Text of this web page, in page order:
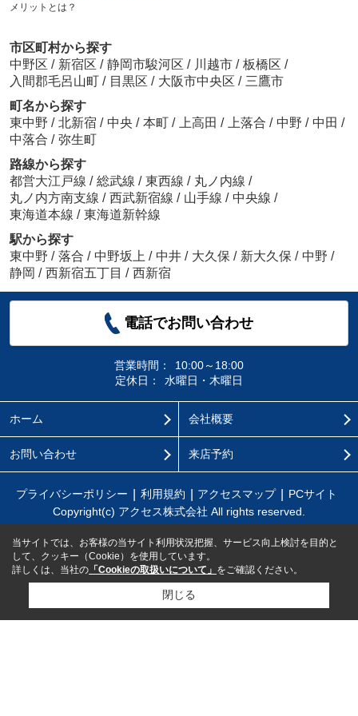
メリットとは？
市区町村から探す
中野区 / 新宿区 / 静岡市駿河区 / 川越市 / 板橋区 /
入間郡毛呂山町 / 目黒区 / 大阪市中央区 / 三鷹市
町名から探す
東中野 / 北新宿 / 中央 / 本町 / 上高田 / 上落合 / 中野 / 中田 /
中落合 / 弥生町
路線から探す
都営大江戸線 / 総武線 / 東西線 / 丸ノ内線 /
丸ノ内方南支線 / 西武新宿線 / 山手線 / 中央線 /
東海道本線 / 東海道新幹線
駅から探す
東中野 / 落合 / 中野坂上 / 中井 / 大久保 / 新大久保 / 中野 /
静岡 / 西新宿五丁目 / 西新宿
電話でお問い合わせ
営業時間：
10:00～18:00
定休日：
水曜日・木曜日
ホーム 会社概要
お問い合わせ 来店予約
プライバシーポリシー 利用規約 アクセスマップ
PCサイト
Copyright(c) アクセス株式会社 All rights reserved.
当サイトでは、お客様の当サイト利用状況把握、サービス向上検討を目的と
して、クッキー（Cookie）を使用しています。
詳しくは、当社の 「Cookieの取扱いについて」 をご確認ください。
閉じる